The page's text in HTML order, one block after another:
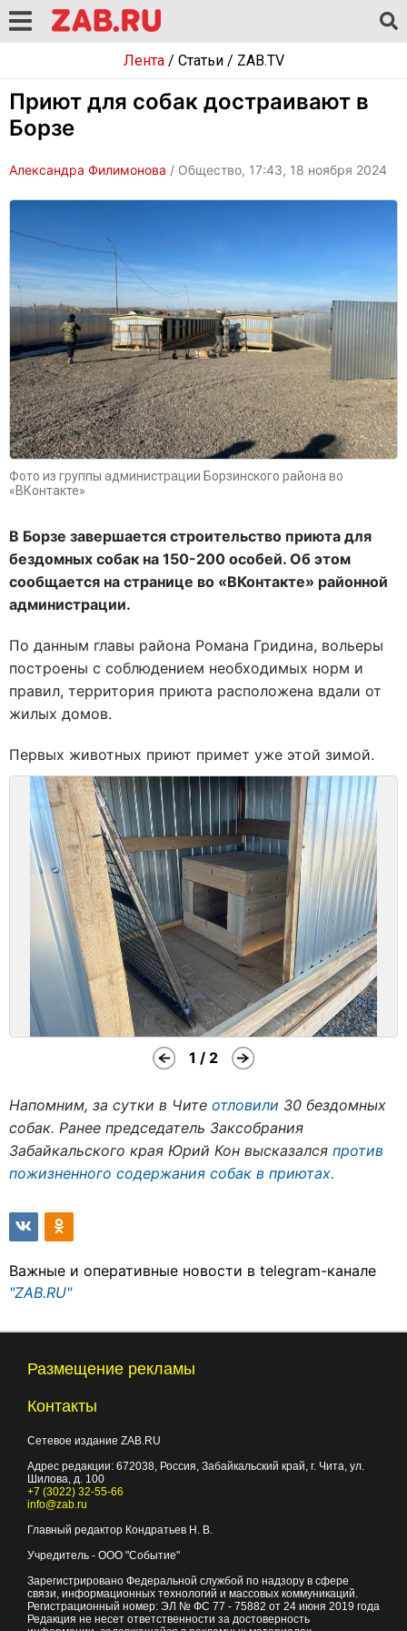
Лента/ Статьи/ ZAB.TV
Приют для собак достраивают в
Борзе
Александра Филимонова / Общество, 17:43, 18 ноября 2024
Фото из группы администрации Борзинского района во
«ВКонтакте»
В Борзе завершается строительство приюта для
бездомных собак на 150-200 особей. Об этом
сообщается на странице во «ВКонтакте» районной
администрации.
По данным главы района Романа Гридина, вольеры
построены с соблюдением необходимых норм и
правил, территория приюта расположена вдали от
жилых домов.
Первых животных приют примет уже этой зимой.
1 / 2
Напомним, за сутки в Чите отловили 30 бездомных
собак. Ранее председатель Заксобрания
Забайкальского края Юрий Кон высказался против
пожизненного содержания собак в приютах.
Важные и оперативные новости в telegram-канале
"ZAB.RU"
Размещение рекламы
Контакты
Сетевое издание ZAB.RU
Адрес редакции: 672038, Россия, Забайкальский край, г. Чита, ул.
Шилова, д. 100
+7 (3022) 32-55-66
info@zab.ru
Главный редактор Кондратьев Н. В.
Учредитель - ООО "Событие"
Зарегистрировано Федеральной службой по надзору в сфере
связи, информационных технологий и массовых коммуникаций.
Регистрационный номер: ЭЛ № ФС 77 - 75882 от 24 июня 2019 года
Редакция не несет ответственности за достоверность